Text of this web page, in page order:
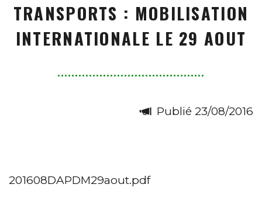
TRANSPORTS : MOBILISATION
INTERNATIONALE LE 29 AOUT
Publié 23/08/2016
201608DAPDM29aout.pdf